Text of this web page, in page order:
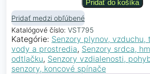
Pridať do košíka
Pridať medzi obľúbené
Katalógové číslo: VST795
Kategórie: Senzory plynov, vzduchu,
vody a prostredia, Senzory srdca,
odtlačku, Senzory vzdialenosti,
senzory, koncové spínače